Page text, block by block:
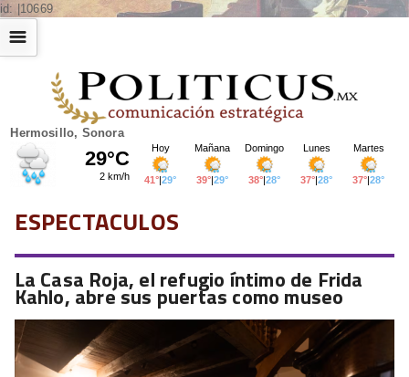
id: |10669
Hermosillo, Sonora
☰
ESPECTACULOS
La Casa Roja, el refugio íntimo de Frida
Kahlo, abre sus puertas como museo